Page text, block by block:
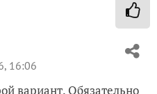
16:06
вариант. Обязательно